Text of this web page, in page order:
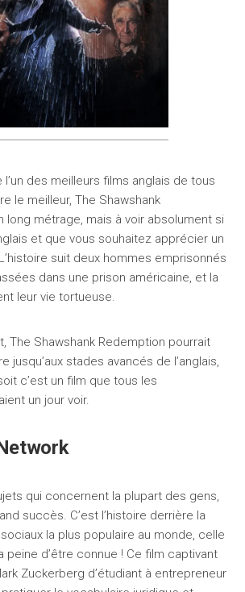
des meilleurs films anglais de tous
le meilleur, The Shawshank
long métrage, mais à voir absolument si
et que vous souhaitez apprécier un
suit deux hommes emprisonnés
dans une prison américaine, et la
leur vie tortueuse.
The Shawshank Redemption pourrait
jusqu’aux stades avancés de l’anglais,
c’est un film que tous les
un jour voir.
qui concernent la plupart des gens,
succès. C’est l’histoire derrière la
la plus populaire au monde, celle
peine d’être connue ! Ce film captivant
Zuckerberg d’étudiant à entrepreneur